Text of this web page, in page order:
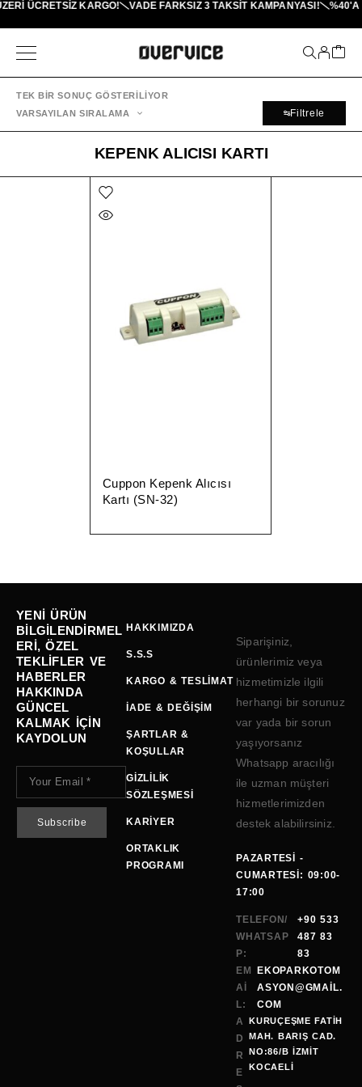
ÜCRETSİZ KARGO! VADE FARKSIZ 3 TAKSIT KAMPANYASI! %40'A
TEK BIR SONUÇ GÖSTERILIYOR
VARSAYILAN SIRALAMA
Filtrele
KEPENK ALICISI KARTI
Cuppon Kepenk Alıcısı
Kartı (SN-32)
YENI ÜRÜN
BILGILENDIRMEL
ERI, ÖZEL
TEKLIFLER VE
HABERLER
HAKKINDA
GÜNCEL
KALMAK IÇIN
KAYDOLUN
HAKKIMIZDA
S.S.S
KARGO & TESLIMAT
İADE & DEĞIŞIM
ŞARTLAR &
KOŞULLAR
GIZLILIK
SÖZLEŞMESI
KARIYER
ORTAKLIK
PROGRAMI
Siparişiniz,
ürünlerimiz veya
hizmetimizle ilgili
herhangi bir sorunuz
var yada bir sorun
yaşıyorsanız
Whatsapp aracılığı
ile uzman müşteri
hizmetlerimizden
destek alabilirsiniz.
PAZARTESI -
CUMARTESI: 09:00-
17:00
TELEFON/
WHATSAP
P:
+90 533
487 83
83
EM
AI
L:
EKOPARKOTOM
ASYON@GMAİL.
COM
A
D
R
E
KURUÇEŞME FATİH
MAH. BARIŞ CAD.
NO:86/B İZMİT
KOCAELI